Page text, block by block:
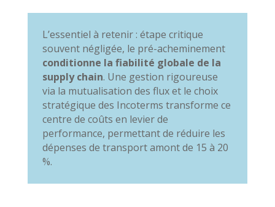
L’essentiel à retenir : étape critique
souvent négligée, le pré-acheminement
conditionne la fiabilité globale de la
supply chain. Une gestion rigoureuse
via la mutualisation des flux et le choix
stratégique des Incoterms transforme ce
centre de coûts en levier de
performance, permettant de réduire les
dépenses de transport amont de 15 à 20
%.